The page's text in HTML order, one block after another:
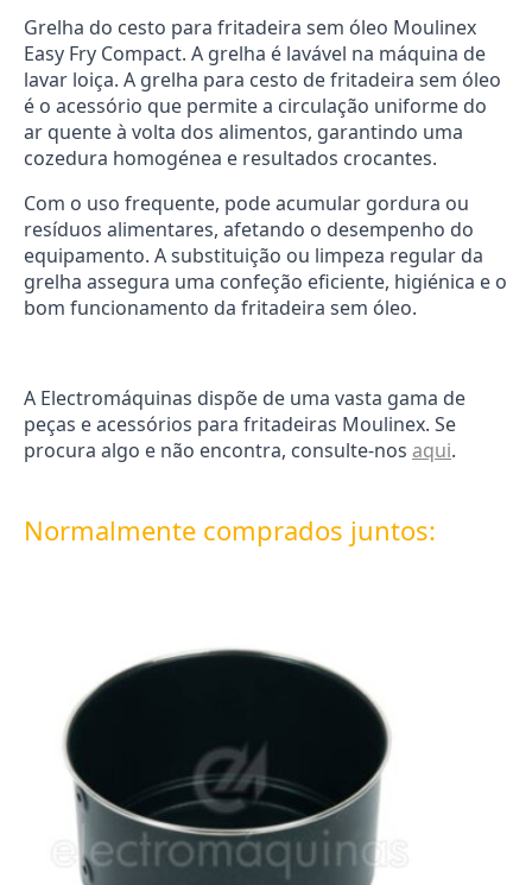
Grelha do cesto para fritadeira sem óleo Moulinex
Easy Fry Compact. A grelha é lavável na máquina de
lavar loiça. A grelha para cesto de fritadeira sem óleo
é o acessório que permite a circulação uniforme do
ar quente à volta dos alimentos, garantindo uma
cozedura homogénea e resultados crocantes.
Com o uso frequente, pode acumular gordura ou
resíduos alimentares, afetando o desempenho do
equipamento. A substituição ou limpeza regular da
grelha assegura uma confeção eficiente, higiénica e o
bom funcionamento da fritadeira sem óleo.
A Electromáquinas dispõe de uma vasta gama de
peças e acessórios para fritadeiras Moulinex. Se
procura algo e não encontra, consulte-nos aqui.
Normalmente comprados juntos: